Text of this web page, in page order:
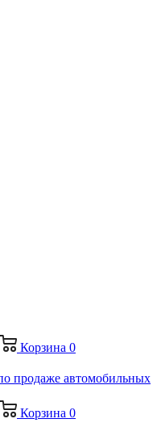
Корзина 0
Корзина 0